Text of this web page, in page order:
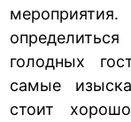
голодных
самые
стоит